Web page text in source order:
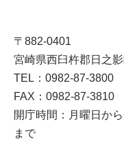
〒882-0401
宮崎県西臼杵郡日之
TEL：0982-87-3800
FAX：0982-87-3810
開庁時間：月曜日か
まで